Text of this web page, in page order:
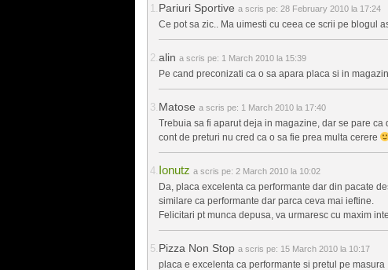
Pariuri Sportive a scris pe: 28 February 2010 la 17:24
Ce pot sa zic.. Ma uimesti cu ceea ce scrii pe blogul
alin a scris pe: 1 March 2010 la 15:39
Pe cand preconizati ca o sa apara placa si in
Matose a scris pe: 1 March 2010 la 17:40
Trebuia sa fi aparut deja in magazine, dar se pare
cont de preturi nu cred ca o sa fie prea multa cerere
Ionutz a scris pe: 2 March 2010 la 10:02
Da, placa excelenta ca performante dar din pacate
similare ca performante dar parca ceva mai ieftine.
Felicitari pt munca depusa, va urmaresc cu maxim
Pizza Non Stop a scris pe: 15 March 2010 la 10:17
placa e excelenta ca performante si pretul pe masura